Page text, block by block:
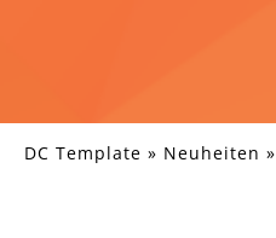
DC Template » Neuheiten »